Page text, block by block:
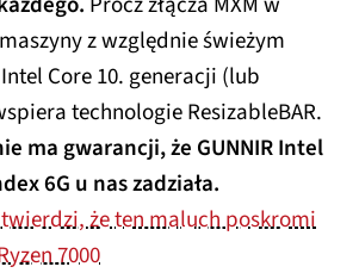
z względnie świeżym
Core 10. generacji (lub
technologie ResizableBAR.
ma gwarancji, że GUNNIR Intel
6G u nas zadziała.
że ten maluch poskromi
7000